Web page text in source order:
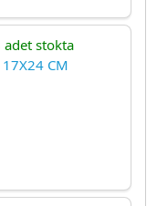
adet stokta
17X24 CM